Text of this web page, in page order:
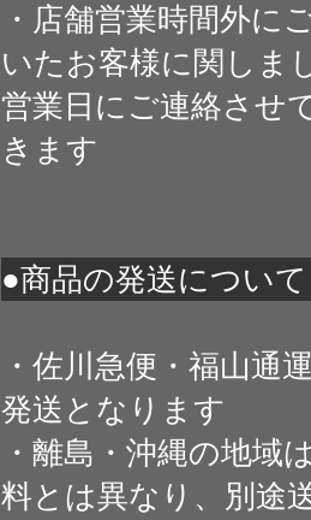
・店舗営業時間外に
いたお客様に関しま
営業日にご連絡させ
きます
●商品の発送について
・佐川急便・福山通
発送となります
・離島・沖縄の地域
料とは異なり、別途